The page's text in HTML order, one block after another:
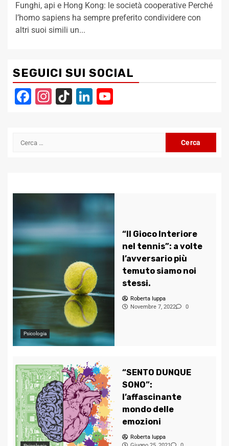
Funghi, api e Hong Kong: le società cooperative Perché
l’homo sapiens ha sempre preferito condividere con
altri suoi simili un...
SEGUICI SUI SOCIAL
Facebook
Instagram
TikTokLinkedIn
Ricerca
Psicologia
“Il Gioco Interiore
nel tennis”: a volte
l’avversario più
temuto siamo noi
stessi.
Roberta Iuppa
Novembre 7, 2022
0
“SENTO DUNQUE
SONO”:
l’affascinante
mondo delle
emozioni
Roberta Iuppa